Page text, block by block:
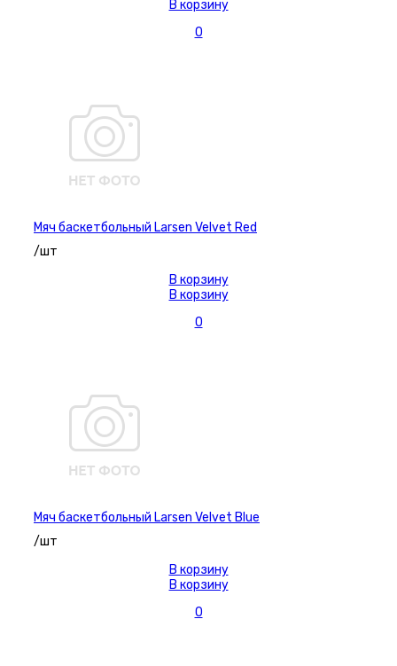
В корзину
0
Мяч баскетбольный Larsen Velvet Red
/шт
В корзину
В корзину
0
Мяч баскетбольный Larsen Velvet Blue
/шт
В корзину
В корзину
0